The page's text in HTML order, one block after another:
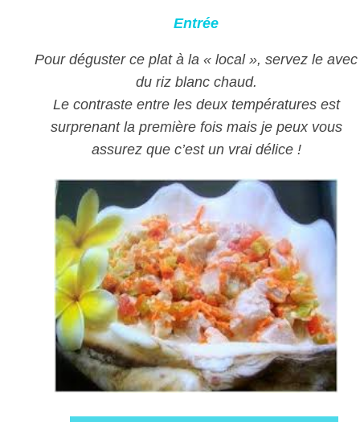
Entrée
Pour déguster ce plat à la « local », servez le avec
du riz blanc chaud.
Le contraste entre les deux températures est
surprenant la première fois mais je peux vous
assurez que c’est un vrai délice !